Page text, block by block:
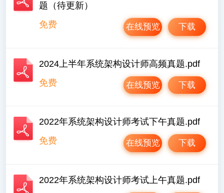
题（待更新）
免费
下载
在线预览
2024上半年系统架构设计师高频真题.pdf
免费
下载
在线预览
2022年系统架构设计师考试下午真题.pdf
免费
下载
在线预览
2022年系统架构设计师考试上午真题.pdf